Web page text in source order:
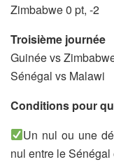
Zimbabwe 0 pt, -2
Troisième journée
Guinée vs
Sénégal vs Malawi
Conditions pour
Un nul ou une
nul entre le